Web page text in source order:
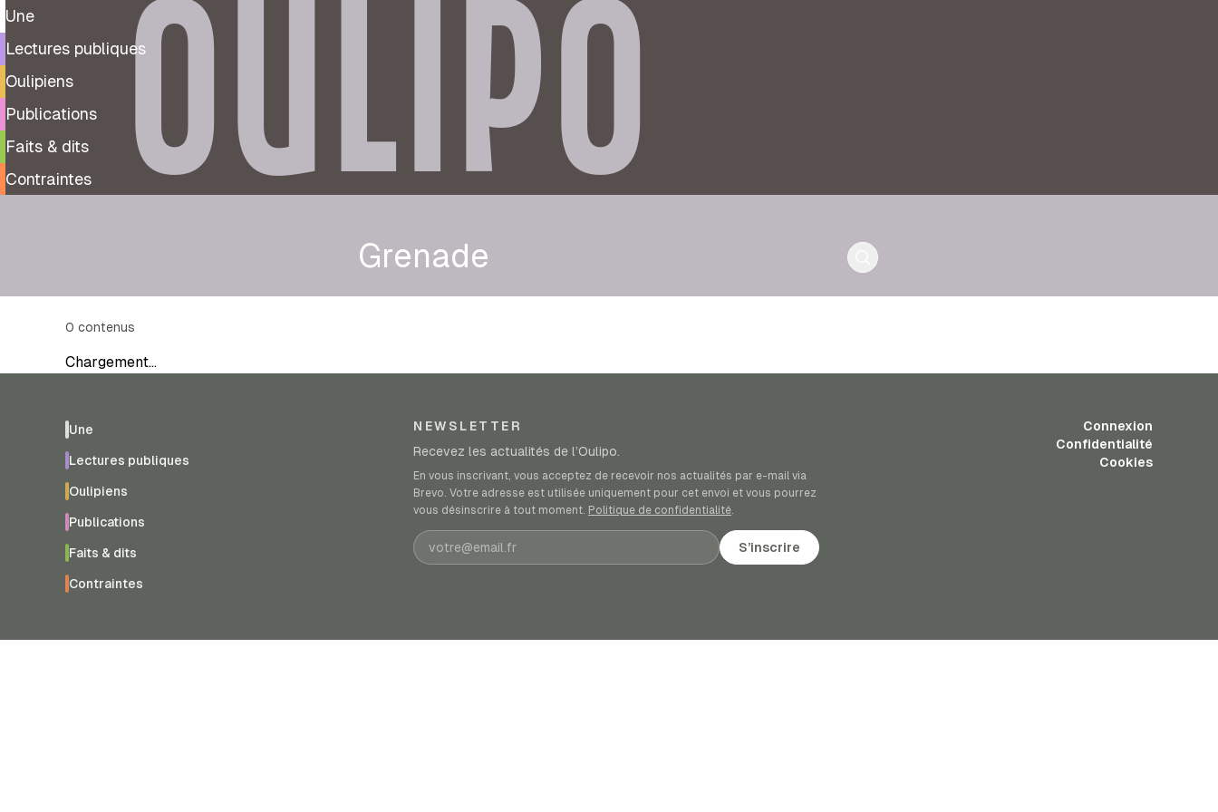
Une
Lectures publiques
Oulipiens
Publications
Faits & dits
Contraintes
OULIPO
Grenade
0 contenus
Chargement…
Une
Lectures publiques
Oulipiens
Publications
Faits & dits
Contraintes
NEWSLETTER
Recevez les actualités de l’Oulipo.
En vous inscrivant, vous acceptez de recevoir nos actualités par e-mail via
Brevo. Votre adresse est utilisée uniquement pour cet envoi et vous pourrez
vous désinscrire à tout moment. Politique de confidentialité.
Adresse e-mail S’inscrire
Connexion
Confidentialité
Cookies